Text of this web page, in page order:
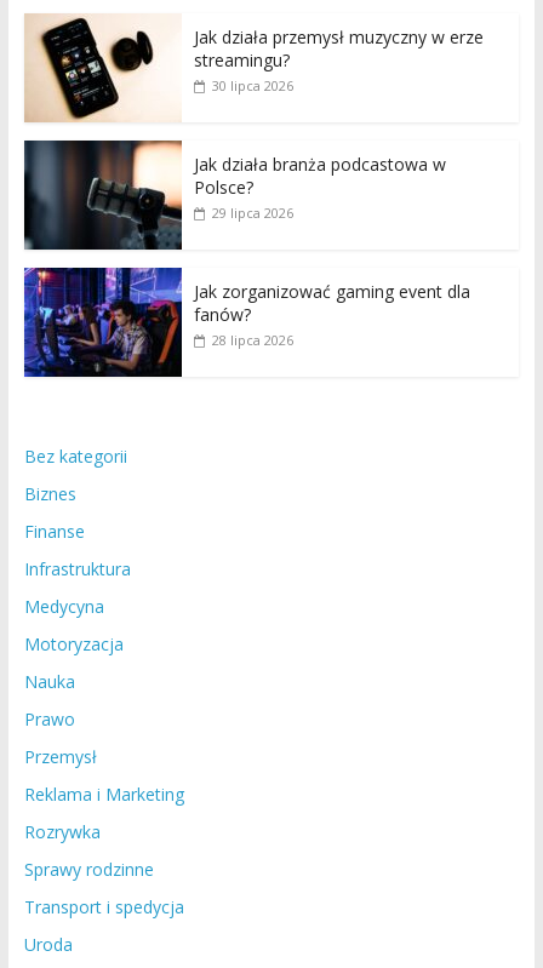
Jak działa przemysł muzyczny w erze
streamingu?
30 lipca 2026
Jak działa branża podcastowa w
Polsce?
29 lipca 2026
Jak zorganizować gaming event dla
fanów?
28 lipca 2026
Bez kategorii
Biznes
Finanse
Infrastruktura
Medycyna
Motoryzacja
Nauka
Prawo
Przemysł
Reklama i Marketing
Rozrywka
Sprawy rodzinne
Transport i spedycja
Uroda